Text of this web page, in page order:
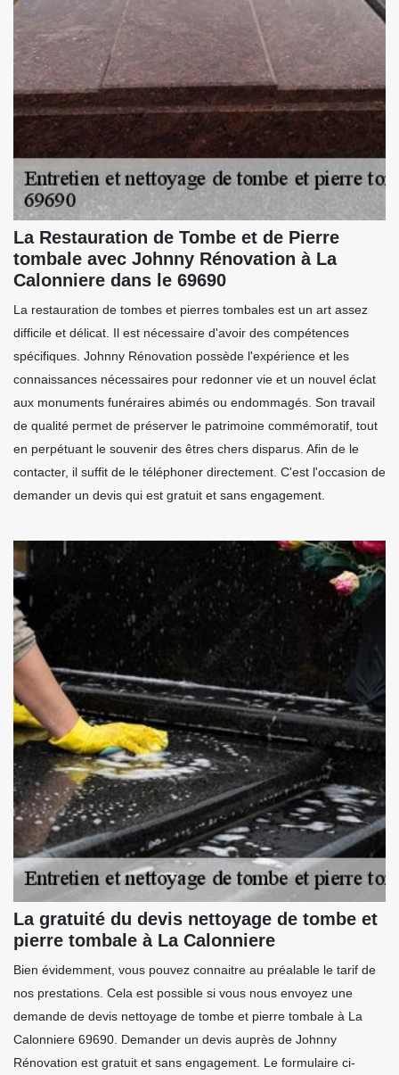
La Restauration de Tombe et de Pierre
tombale avec Johnny Rénovation à La
Calonniere dans le 69690
La restauration de tombes et pierres tombales est un art assez
difficile et délicat. Il est nécessaire d'avoir des compétences
spécifiques. Johnny Rénovation possède l'expérience et les
connaissances nécessaires pour redonner vie et un nouvel éclat
aux monuments funéraires abimés ou endommagés. Son travail
de qualité permet de préserver le patrimoine commémoratif, tout
en perpétuant le souvenir des êtres chers disparus. Afin de le
contacter, il suffit de le téléphoner directement. C'est l'occasion de
demander un devis qui est gratuit et sans engagement.
La gratuité du devis nettoyage de tombe et
pierre tombale à La Calonniere
Bien évidemment, vous pouvez connaitre au préalable le tarif de
nos prestations. Cela est possible si vous nous envoyez une
demande de devis nettoyage de tombe et pierre tombale à La
Calonniere 69690. Demander un devis auprès de Johnny
Rénovation est gratuit et sans engagement. Le formulaire ci-